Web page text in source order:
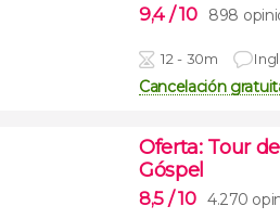
9,4 / 10 898
12 - 30m
Cancelación
Oferta: Tour
Góspel
8,5 / 10 4.270